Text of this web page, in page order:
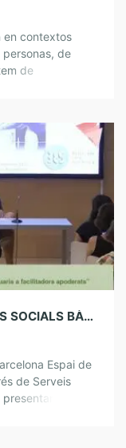
en contextos
de
de
EL BES AL IV CONGRÉS DE SERVEIS SOCIALS BÀSICS I ESPECIALITZATS
Espai de
de Serveis
una